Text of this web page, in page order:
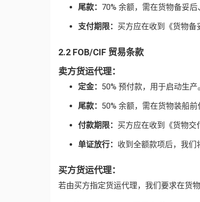
尾款： 70% 余额，需在货物备妥后
支付期限： 买方应在收到《货物备
2.2 FOB/CIF 贸易条款
卖方货运代理：
定金： 50% 预付款，用于启动生产
尾款： 50% 余额，需在货物装船前
付款期限： 买方应在收到《货物交
单证放行： 收到全额款项后，我们
买方货运代理：
若由买方指定货运代理，我们要求在货